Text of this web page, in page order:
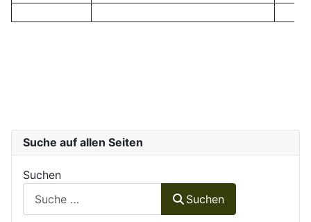
Suche auf allen Seiten
Suchen
Suchen